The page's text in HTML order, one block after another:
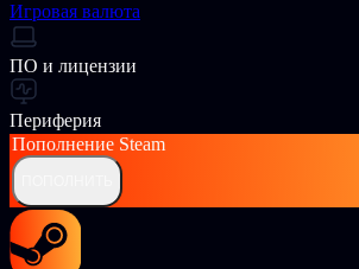
Игровая валюта
ПО и лицензии
Периферия
Пополнение Steam